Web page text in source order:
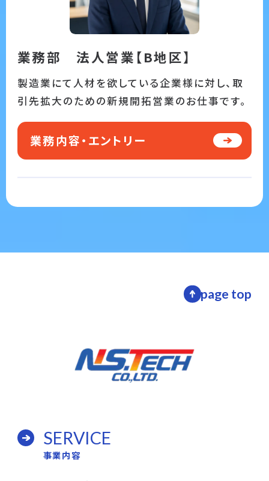
業務部 法人営業【B地区】
製造業にて人材を欲している企業様に対し、取
引先拡大のための新規開拓営業のお仕事です。
業務内容・エントリー
page top
SERVICE
事業内容